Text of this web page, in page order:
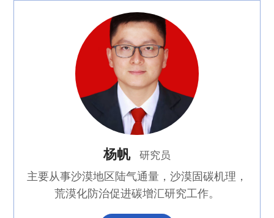
杨帆 研究员
主要从事沙漠地区陆气通量，沙漠固碳机理，
荒漠化防治促进碳增汇研究工作。